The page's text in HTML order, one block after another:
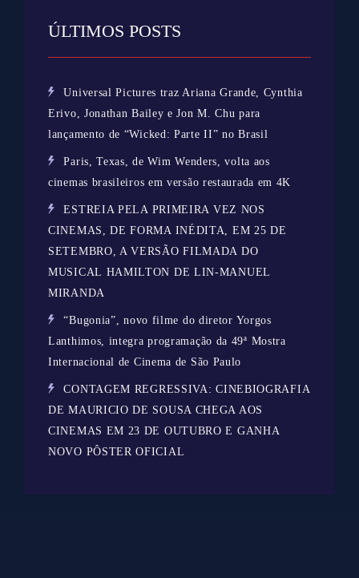
ÚLTIMOS POSTS
Universal Pictures traz Ariana Grande, Cynthia
Erivo, Jonathan Bailey e Jon M. Chu para
lançamento de “Wicked: Parte II” no Brasil
Paris, Texas, de Wim Wenders, volta aos
cinemas brasileiros em versão restaurada em 4K
ESTREIA PELA PRIMEIRA VEZ NOS
CINEMAS, DE FORMA INÉDITA, EM 25 DE
SETEMBRO, A VERSÃO FILMADA DO
MUSICAL HAMILTON DE LIN-MANUEL
MIRANDA
“Bugonia”, novo filme do diretor Yorgos
Lanthimos, integra programação da 49ª Mostra
Internacional de Cinema de São Paulo
CONTAGEM REGRESSIVA: CINEBIOGRAFIA
DE MAURICIO DE SOUSA CHEGA AOS
CINEMAS EM 23 DE OUTUBRO E GANHA
NOVO PÔSTER OFICIAL